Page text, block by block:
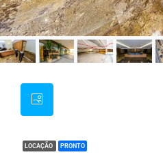
LOCAÇÃO PRONTO